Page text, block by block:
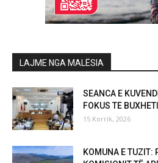
LAJME NGA MALËSIA
SEANCA E
FOKUS TE
15 Korrik, 2026
KOMUNA E TUZIT: